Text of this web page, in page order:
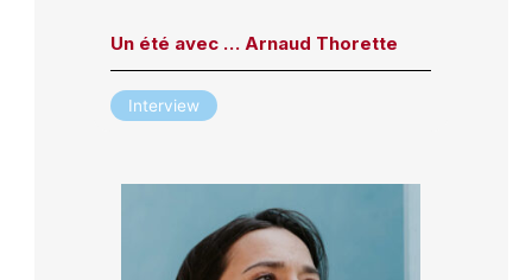
Un été avec … Arnaud Thorette
Interview